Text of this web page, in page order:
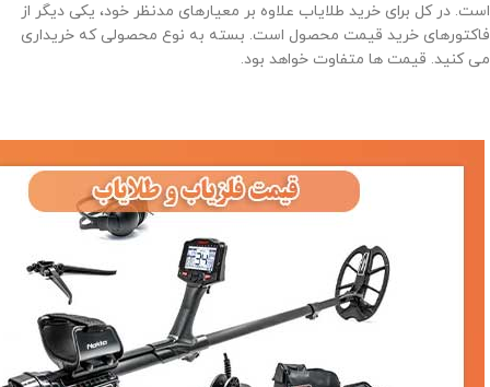
است. در کل برای خرید طلایاب علاوه بر معیارهای مدنظر خود، یکی دیگر از
فاکتورهای خرید قیمت محصول است. بسته به نوع محصولی که خریداری
می کنید. قیمت ها متفاوت خواهد بود.